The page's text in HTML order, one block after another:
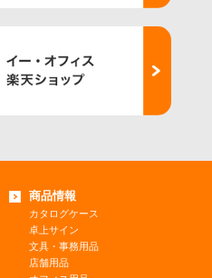
商品情報
カタログケース
卓上サイン
文具・事務用品
店舗用品